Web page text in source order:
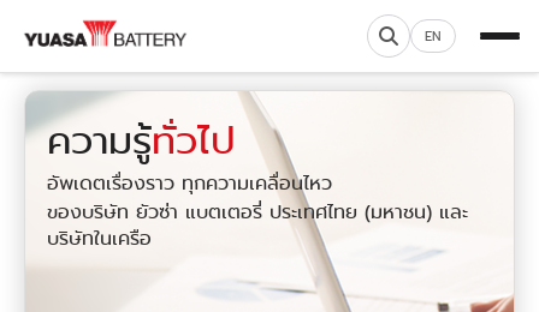
EN
ความรู้ทั่วไป
อัพเดตเรื่องราว ทุกความเคลื่อนไหว
ของบริษัท ยัวซ่า แบตเตอรี่ ประเทศไทย (มหาชน) และ
บริษัทในเครือ